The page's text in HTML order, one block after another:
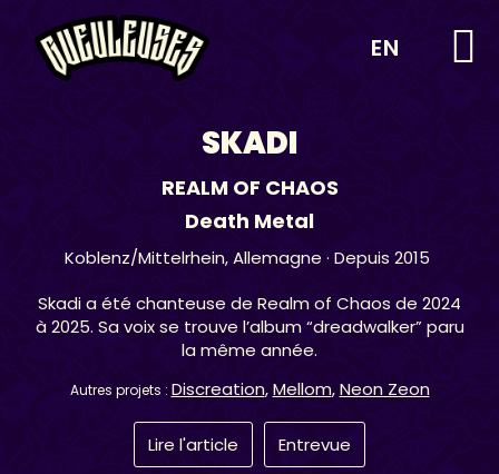
EN
SKADI
REALM OF CHAOS
Death Metal
Koblenz/Mittelrhein,Allemagne · Depuis 2015
Skadi a été chanteuse de Realm of Chaos de 2024
à 2025. Sa voix se trouve l’album “dreadwalker” paru
la même année.
Autres projets : Discreation,Mellom,Neon Zeon
Lire l'article Entrevue